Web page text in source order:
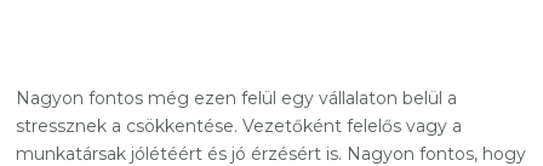
Nagyon fontos még ezen felül egy vállalaton belül a
stressznek a csökkentése. Vezetőként felelős vagy a
munkatársak jólétéért és jó érzésért is. Nagyon fontos, hogy